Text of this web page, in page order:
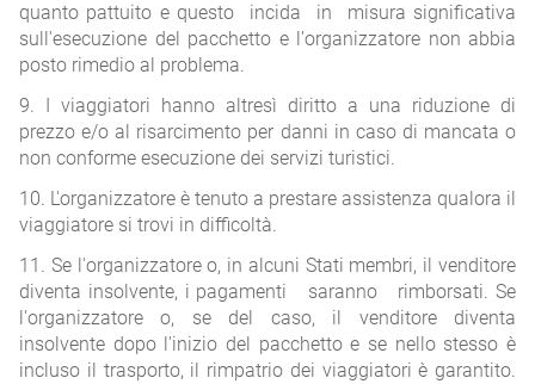
quanto pattuito e questo incida in misura significativa
sull'esecuzione del pacchetto e l'organizzatore non abbia
posto rimedio al problema.
9. I viaggiatori hanno altresì diritto a una riduzione di
prezzo e/o al risarcimento per danni in caso di mancata o
non conforme esecuzione dei servizi turistici.
10. L'organizzatore è tenuto a prestare assistenza qualora il
viaggiatore si trovi in difficoltà.
11. Se l'organizzatore o, in alcuni Stati membri, il venditore
diventa insolvente, i pagamenti saranno rimborsati. Se
l'organizzatore o, se del caso, il venditore diventa
insolvente dopo l'inizio del pacchetto e se nello stesso è
incluso il trasporto, il rimpatrio dei viaggiatori è garantito.